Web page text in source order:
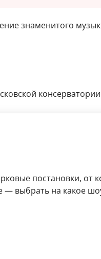
знаменитого
постановки, от
— выбрать на какое